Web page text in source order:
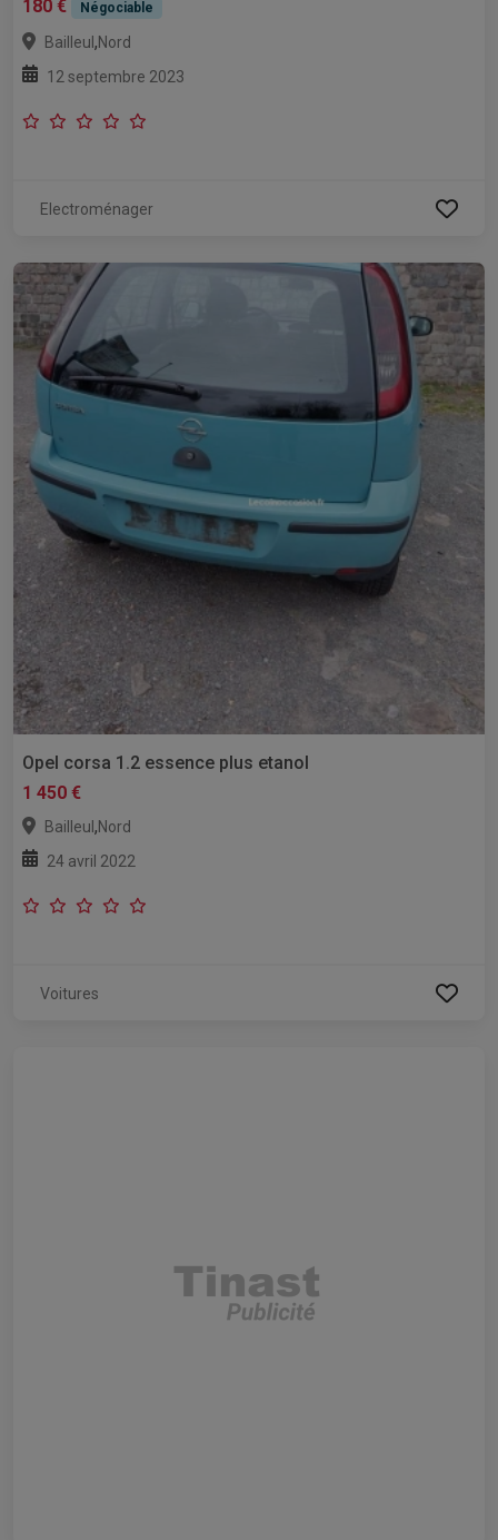
180 € Négociable
Bailleul ,Nord
12 septembre 2023
Electroménager
Opel corsa 1.2 essence plus etanol
1 450 €
Bailleul ,Nord
24 avril 2022
Voitures